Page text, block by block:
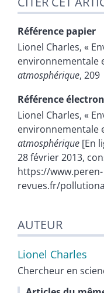
Référence papier
Lionel Charles, «
environnementale
atmosphérique, 209
Référence
Lionel Charles, «
environnementale
atmosphérique [En
28 février 2013,
https://www.peren-
revues.fr/
AUTEUR
Lionel Charles
Chercheur en